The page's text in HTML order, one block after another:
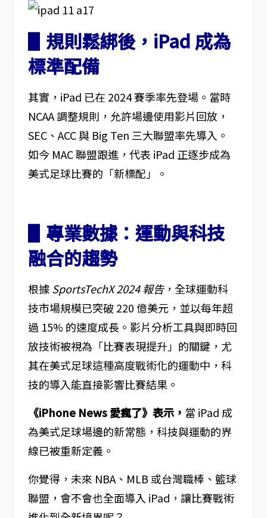
▋規則鬆綁後，iPad 成為
標準配備
其實，iPad 已在 2024 賽季率先登場。當時
NCAA 調整規則，允許場邊使用影片回放，
SEC、ACC 與 Big Ten 三大聯盟率先導入。
如今 MAC 聯盟跟進，代表 iPad 正逐步成為
美式足球比賽的「新標配」。
▋專業數據：運動與科技
融合的趨勢
根據SportsTechX 2024 報告，全球運動科
技市場規模已突破 220 億美元，並以每年超
過 15% 的速度成長。影片分析工具與即時回
放技術被視為「比賽表現提升」的關鍵，尤
其在美式足球這種高度戰術化的運動中，科
技的導入能直接影響比賽結果。
《iPhone News 愛瘋了》表示， 當 iPad 成
為美式足球場邊的新常態，科技與運動的界
線已被重新定義。
你覺得，未來 NBA、MLB 或台灣職棒、籃球
聯盟，會不會也全面導入 iPad，讓比賽戰術